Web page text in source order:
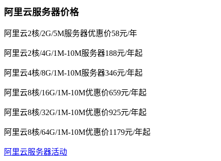
阿里云服务器价格
阿里云2核/2G/5M服务器优惠价58元/年
阿里云2核/4G/1M-10M服务器188元/年起
阿里云4核/8G/1M-10M服务器346元/年起
阿里云8核/16G/1M-10M优惠价659元/年起
阿里云8核/32G/1M-10M优惠价925元/年起
阿里云8核/64G/1M-10M优惠价1179元/年起
阿里云服务器活动